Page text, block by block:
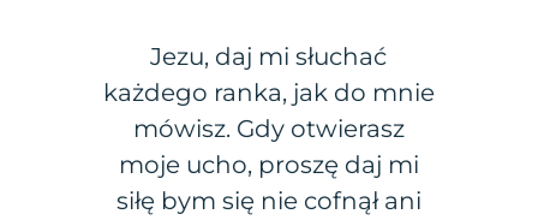
Jezu, daj mi słuchać
każdego ranka, jak do mnie
mówisz. Gdy otwierasz
moje ucho, proszę daj mi
siłę bym się nie cofnął ani